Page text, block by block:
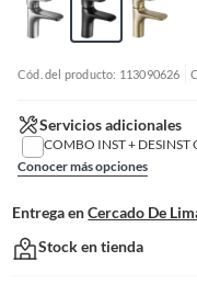
Cód. del producto: 113090626
Servicios adicionales
COMBO INST + DESINST
Conocer más opciones
Entrega en Cercado De
Stock en tienda